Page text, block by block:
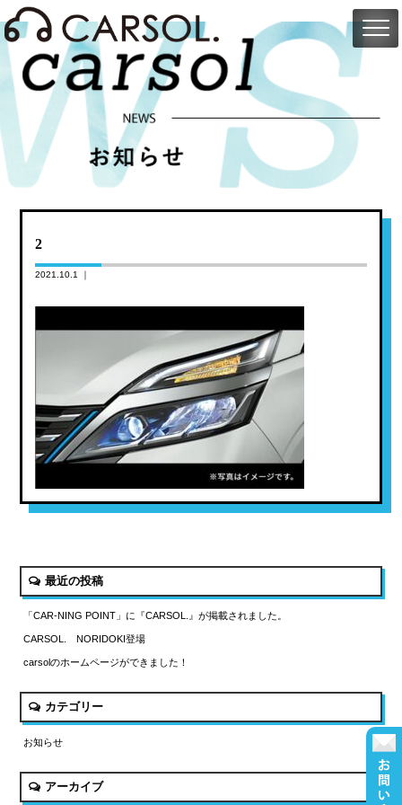
2
2021.10.1 ｜
最近の投稿
「CAR-NING POINT」に『CARSOL.』が掲載されました。
CARSOL. NORIDOKI登場
carsolのホームページができました！
カテゴリー
お知らせ
アーカイブ